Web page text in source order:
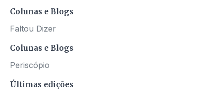
Colunas e Blogs
Faltou Dizer
Colunas e Blogs
Periscópio
Últimas edições